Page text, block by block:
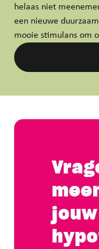
helaas niet
een nieuwe
mooie stimulans om